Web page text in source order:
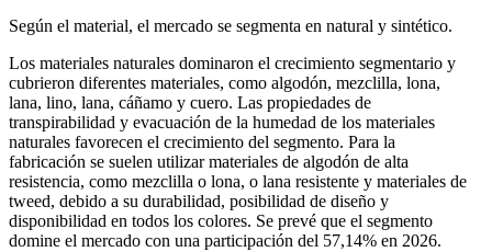
Según el material, el mercado se segmenta en natural y sintético.
Los materiales naturales dominaron el crecimiento segmentario y
cubrieron diferentes materiales, como algodón, mezclilla, lona, ​​
lana, lino, lana, cáñamo y cuero. Las propiedades de
transpirabilidad y evacuación de la humedad de los materiales
naturales favorecen el crecimiento del segmento. Para la
fabricación se suelen utilizar materiales de algodón de alta
resistencia, como mezclilla o lona, ​​o lana resistente y materiales de
tweed, debido a su durabilidad, posibilidad de diseño y
disponibilidad en todos los colores. Se prevé que el segmento
domine el mercado con una participación del 57,14% en 2026.